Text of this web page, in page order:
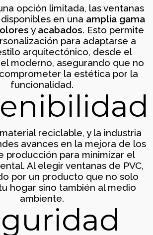
terraza en
Tardienta, Huesca
Cerramientos
terraza en Parque
Venecia, Zaragoza
Cerramientos
opción limitada, las ventanas
en una amplia gama
y acabados. Esto permite
para adaptarse a
arquitectónico, desde el
moderno, asegurando que no
la estética por la
funcionalidad.
material reciclable, y la industria
avances en la mejora de los
producción para minimizar el
Al elegir ventanas de PVC,
por un producto que no solo
hogar sino también al medio
ambiente.